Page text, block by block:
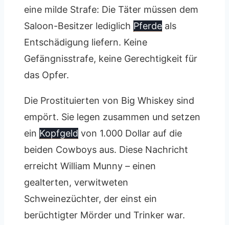
eine milde Strafe: Die Täter müssen dem
Saloon-Besitzer lediglich Pferde als
Entschädigung liefern. Keine
Gefängnisstrafe, keine Gerechtigkeit für
das Opfer.
Die Prostituierten von Big Whiskey sind
empört. Sie legen zusammen und setzen
ein Kopfgeld von 1.000 Dollar auf die
beiden Cowboys aus. Diese Nachricht
erreicht William Munny – einen
gealterten, verwitweten
Schweinezüchter, der einst ein
berüchtigter Mörder und Trinker war.